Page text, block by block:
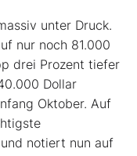
unter Druck.
nur noch 81.000
drei Prozent tiefer
Dollar
Oktober. Auf
notiert nun auf